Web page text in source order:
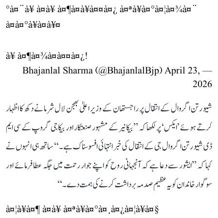
°à¤¨à¥ à¤à¥ à¤¶à¤à¥à¤¤à¤¿ à¤ªà¥à¤°à¤¦à¤¾à¤¨
à¤à¤°à¥à¤à¥¤
à¥ à¤¶à¤¾à¤à¤¤à¤¿!
— Bhajanlal Sharma (@BhajanlalBjp)
April 23,
2026
شیو رتن اگروال کے انتقال پر راجستھان کے وزیر اعلیٰ بھجن لال شرما نے دکھ کا اظہار
کرتے ہوئے ’ایکس‘ پر لکھا کہ ’’بیکانیر کے مشہور صنعتکار اور بیکاجی گروپ کے سی ایم
ڈی شیو رتن اگروال جی کے انتقال کی خبر انتہائی افسوسناک ہے۔‘‘ ساتھ ہی انہوں نے
کہا کہ ’’ایشور سے دعا ہے کہ آنجہانی روح کو اپنے جوار رحمت میں جگہ عطا فرمائے اور
سوگوار خاندان کو یہ عظیم صدمہ برداشت کرنے کی ہمت دے۔‘‘
à¤¦à¥à¤¶ à¤à¥ à¤ªà¥à¤°à¤¸à¤¿à¤¦à¥à¤§